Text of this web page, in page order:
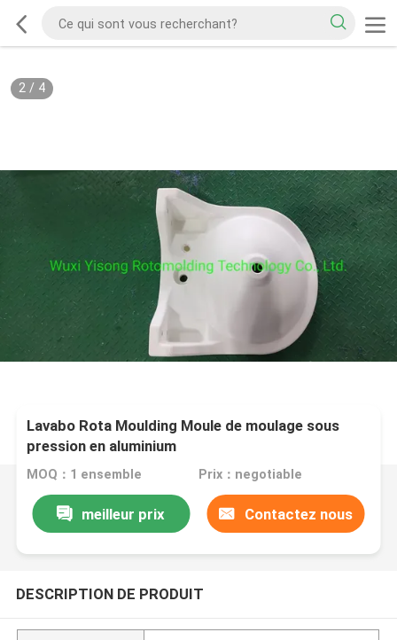
2/ 4
Lavabo Rota Moulding Moule de moulage sous
pression en aluminium
MOQ：1 ensemble Prix：negotiable
meilleur prix Contactez nous
DESCRIPTION DE PRODUIT